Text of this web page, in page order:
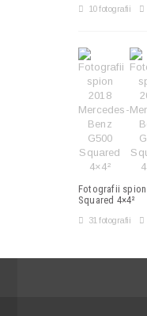
10 fotografii
Fotografii spion
Squared 4×4²
31 fotografii